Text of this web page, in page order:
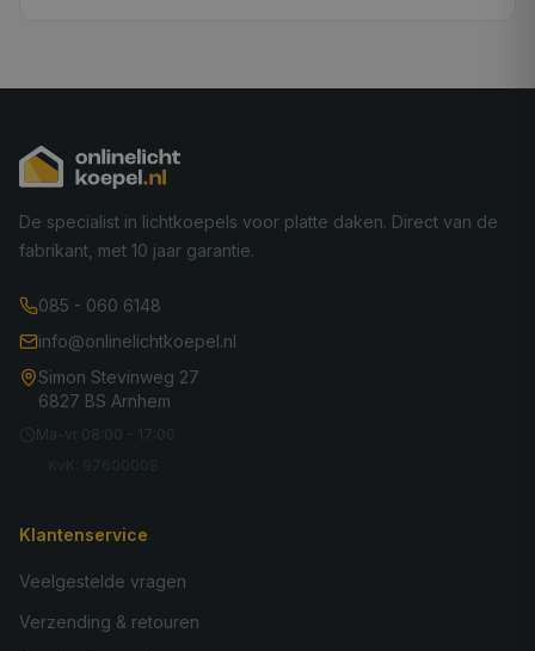
De specialist in lichtkoepels voor platte daken. Direct van de
fabrikant, met 10 jaar garantie.
085 - 060 6148
info@onlinelichtkoepel.nl
Simon Stevinweg 27
6827 BS Arnhem
Ma-vr 08:00 - 17:00
Klantenservice
Veelgestelde vragen
Verzending & retouren